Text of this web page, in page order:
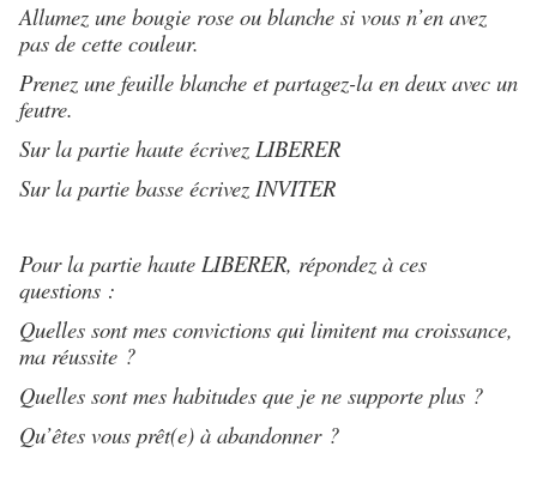
Allumez une bougie rose ou blanche si vous n’en avez
pas de cette couleur.
Prenez une feuille blanche et partagez-la en deux avec un
feutre.
Sur la partie haute écrivez LIBERER
Sur la partie basse écrivez INVITER
Pour la partie haute LIBERER, répondez à ces
questions :
Quelles sont mes convictions qui limitent ma croissance,
ma réussite ?
Quelles sont mes habitudes que je ne supporte plus ?
Qu’êtes vous prêt(e) à abandonner ?